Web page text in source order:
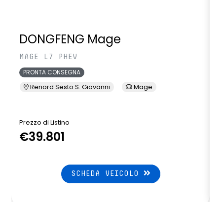
DONGFENG Mage
MAGE L7 PHEV
PRONTA CONSEGNA
Renord Sesto S. Giovanni Mage
Prezzo di Listino
€39.801
SCHEDA VEICOLO